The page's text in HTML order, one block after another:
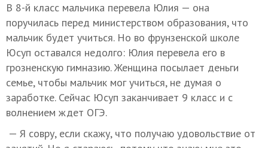
В 8-й класс мальчика перевела Юлия — она
поручилась перед министерством образования, что
мальчик будет учиться. Но во фрунзенской школе
Юсуп оставался недолго: Юлия перевела его в
грозненскую гимназию. Женщина посылает деньги
семье, чтобы мальчик мог учиться, не думая о
заработке. Сейчас Юсуп заканчивает 9 класс и с
волнением ждет ОГЭ.
— Я совру, если скажу, что получаю удовольствие от